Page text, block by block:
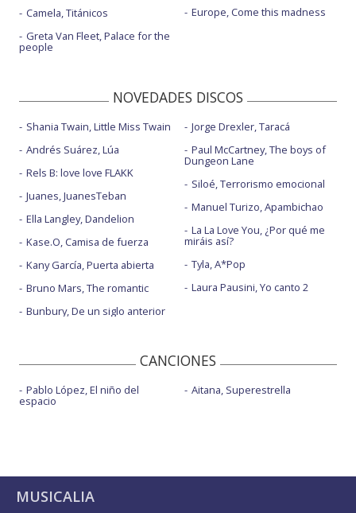
Camela, Titánicos
Greta Van Fleet, Palace for the
people
Europe, Come this madness
NOVEDADES DISCOS
Shania Twain, Little Miss Twain
Andrés Suárez, Lúa
Rels B: love love FLAKK
Juanes, JuanesTeban
Ella Langley, Dandelion
Kase.O, Camisa de fuerza
Kany García, Puerta abierta
Bruno Mars, The romantic
Bunbury, De un siglo anterior
Jorge Drexler, Taracá
Paul McCartney, The boys of
Dungeon Lane
Siloé, Terrorismo emocional
Manuel Turizo, Apambichao
La La Love You, ¿Por qué me
miráis así?
Tyla, A*Pop
Laura Pausini, Yo canto 2
CANCIONES
Pablo López, El niño del
espacio
Aitana, Superestrella
MUSICALIA